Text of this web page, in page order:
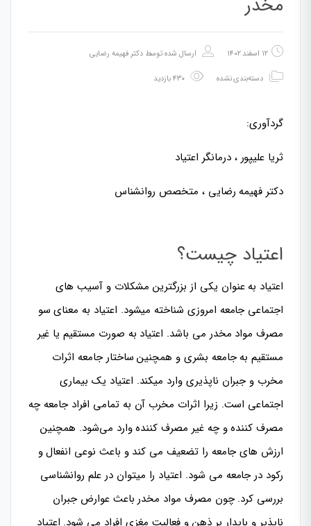
مخدر
۱۲ اسفند ۱۴۰۲ ارسال شده توسطدکتر فهیمه رضایی
دسته‌بندی نشده ۴۳۰ بازدید
گردآوری:
ثریا علیپور ، درمانگر اعتیاد
دکتر فهیمه رضایی ، متخصص روانشناس
اعتیاد چیست؟
اعتیاد به عنوان یکی از بزرگترین مشکلات و آسیب های
اجتماعی جامعه امروزی شناخته میشود. اعتیاد به معنای سو
مصرف مواد مخدر می باشد. اعتیاد به صورت مستقیم یا غیر
مستقیم به جامعه بشری و همچنین ساختار جامعه اثرات
مخرب و جبران ناپذیری وارد میکند. اعتیاد یک بیماری
اجتماعی است. زیرا اثرات مخرب آن به تمامی افراد جامعه چه
مصرف کننده و چه غیر مصرف کننده وارد می‌شود. همچنین
ارزش های جامعه را تضعیف می کند و باعث نوعی انفعال و
رکود در جامعه می شود. اعتیاد را میتوان در علم روانشناسی
بررسی کرد. چون مصرف مواد مخدر باعث عوارض جبران